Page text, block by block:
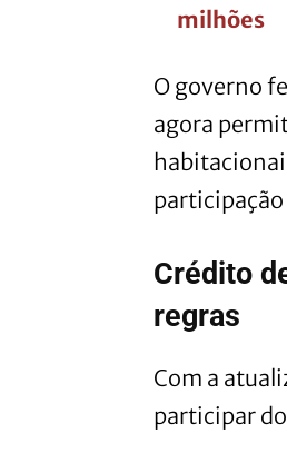
milhões
O governo
agora
Crédito
regras
Com a
participar